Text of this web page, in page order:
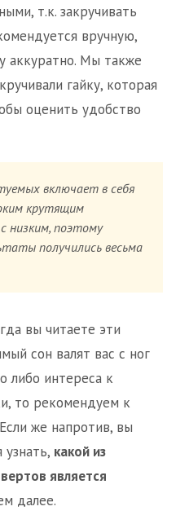
т.к. закручивать
вручную,
аккуратно. Мы также
гайку, которая
оценить удобство
включает в себя
крутящим
низким, поэтому
получились весьма
вы читаете эти
сон валят вас с ног
либо интереса к
то рекомендуем к
же напротив, вы
какой из
является
далее.